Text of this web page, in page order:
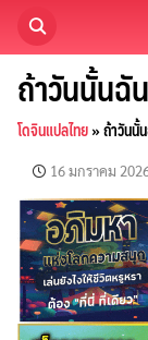
content
ถ้าวันนั้นฉั
โดจินแปลไทย»ถ้าวันนั้
16 มกราคม